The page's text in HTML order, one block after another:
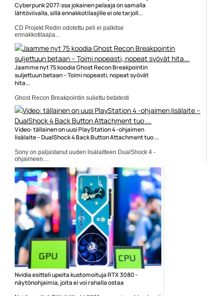
Cyberpunk 2077:ssa jokainen pelaaja on samalla
lähtöviivalla, sillä ennakkotilaajille ei ole tarjoll...
CD Projekt Redin odotettu peli ei palkitse
ennakkotilaajia...
CD Projekt Red
Jaamme nyt 75 koodia Ghost Recon Breakpointin
suljettuun betaan – Toimi nopeasti, nopeat syövät
hita...
Ghost Recon Breakpointin suljettu betatesti
järjestetään 5.-8. syyskuuta....
Ghost Recon Breakpoint
Video: tällainen on uusi PlayStation 4 -ohjaimen
lisälaite – DualShock 4 Back Button Attachment tuo ...
Sony on paljastanut uuden lisälaitteen DualShock 4 -
ohjaimeen....
DualShock 4
Nvidia esitteli upeita kustomoituja RTX 3080 -
näytönohjaimia, joita ei voi rahalla ostaa